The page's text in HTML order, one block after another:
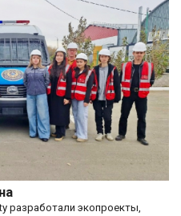
разработали экопроекты,